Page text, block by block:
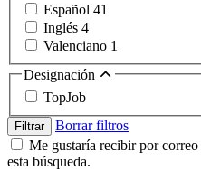
Español 41
Inglés 4
Valenciano 1
Designación
TopJob
Filtrar
Borrar filtros
Me gustaría recibir por correo
esta búsqueda.